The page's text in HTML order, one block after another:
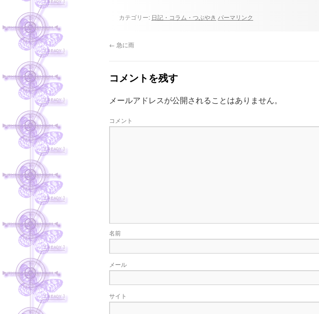
カテゴリー: 日記・コラム・つぶやき パーマリンク
← 急に雨
コメントを残す
メールアドレスが公開されることはありません。
コメント
名前
メール
サイト